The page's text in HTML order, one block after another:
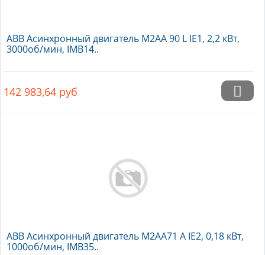
ABB Асинхронный двигатель M2AA 90 L IE1, 2,2 кВт,
3000об/мин, IMB14..
142 983,64 руб
ABB Асинхронный двигатель M2AA71 A IE2, 0,18 кВт,
1000об/мин, IMB35..